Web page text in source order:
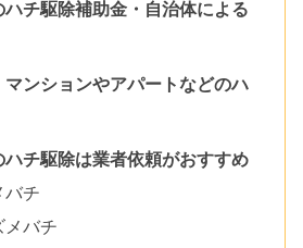
チ駆除補助金・自治体による
ンションやアパートなどのハ
チ駆除は業者依頼がおすすめ
バチ
メバチ